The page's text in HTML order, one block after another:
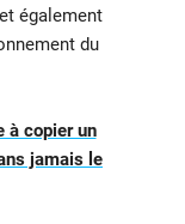
également
du
à copier un
jamais le